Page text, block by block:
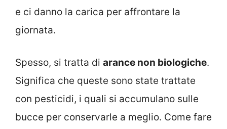
e ci danno la carica per affrontare la
giornata.
Spesso, si tratta di arance non biologiche.
Significa che queste sono state trattate
con pesticidi, i quali si accumulano sulle
bucce per conservarle a meglio. Come fare